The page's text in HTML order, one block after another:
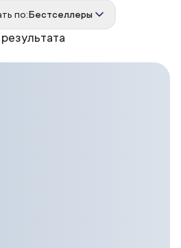
по:Бестселлеры